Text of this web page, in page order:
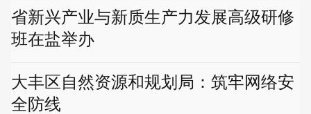
省新兴产业与新质生产力发展高级研修
班在盐举办
大丰区自然资源和规划局：筑牢网络安
全防线